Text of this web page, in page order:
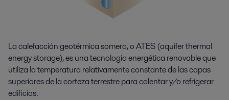
La calefacción geotérmica somera, o ATES (aquifer thermal
energy storage), es una tecnología energética renovable que
utiliza la temperatura relativamente constante de las capas
superiores de la corteza terrestre para calentar y/o refrigerar
edificios.